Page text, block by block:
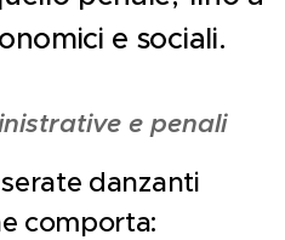
e sociali.
e penali
danzanti
comporta: